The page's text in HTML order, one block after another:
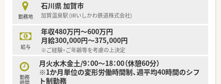
【想定されるモデル年収】
■これまでのご経験をしっかりと考慮し、入社時から年収600万
円から700万円の間で条件が決定します。
■残業は月5時間未満とほぼありませんが、固定残業代として支
給される場合もあり安定した収入を得られます。
■地域包括ケアシステムを支える薬局として、多職種と連携しな
がらやりがいを持って日々の業務に臨めます。
【こんな方にオススメ】
勤務地
石川県 加賀市
加賀温泉駅 (IRいしかわ鉄道株式会社)
給与
年収480万円～600万円
月給300,000円～375,000円
※ご経験・ご年齢等を考慮の上決定
勤務
時間
月火水木金土/9：00～18：00（休憩60分）
※1か月単位の変形労働時間制、週平均40時間のシフ
ト制勤務